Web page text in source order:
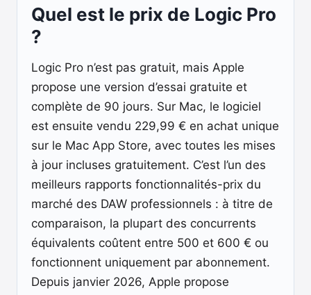
Quel est le prix de Logic Pro
?
Logic Pro n’est pas gratuit, mais Apple
propose une version d’essai gratuite et
complète de 90 jours. Sur Mac, le logiciel
est ensuite vendu 229,99 € en achat unique
sur le Mac App Store, avec toutes les mises
à jour incluses gratuitement. C’est l’un des
meilleurs rapports fonctionnalités-prix du
marché des DAW professionnels : à titre de
comparaison, la plupart des concurrents
équivalents coûtent entre 500 et 600 € ou
fonctionnent uniquement par abonnement.
Depuis janvier 2026, Apple propose